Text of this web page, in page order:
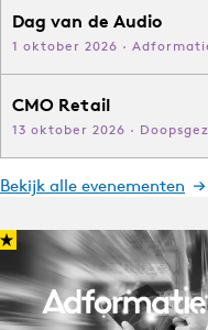
Dag van de Audio
1 oktober 2026 ·
CMO Retail
13 oktober 2026 ·
Bekijk alle evenementen